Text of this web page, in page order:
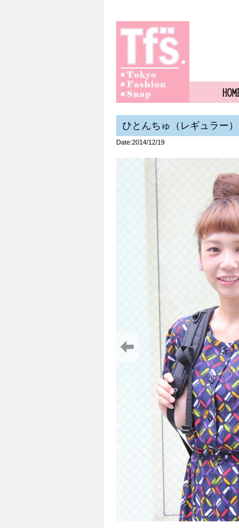
ひとんちゅ（レギュラー）
Date:2014/12/19